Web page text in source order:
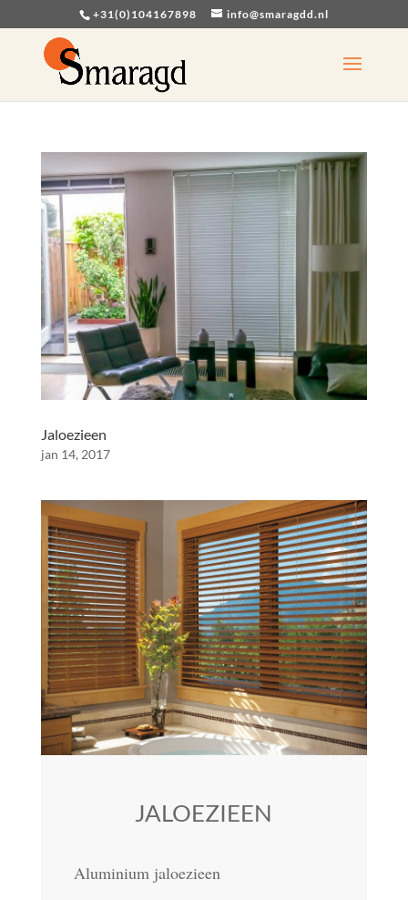
+31(0)104167898 info@smaragdd.nl
Jaloezieen
jan 14, 2017
JALOEZIEEN
Aluminium jaloezieen